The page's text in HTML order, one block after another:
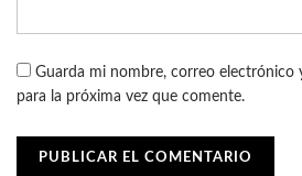
Guarda mi nombre, correo electrónico
para la próxima vez que comente.